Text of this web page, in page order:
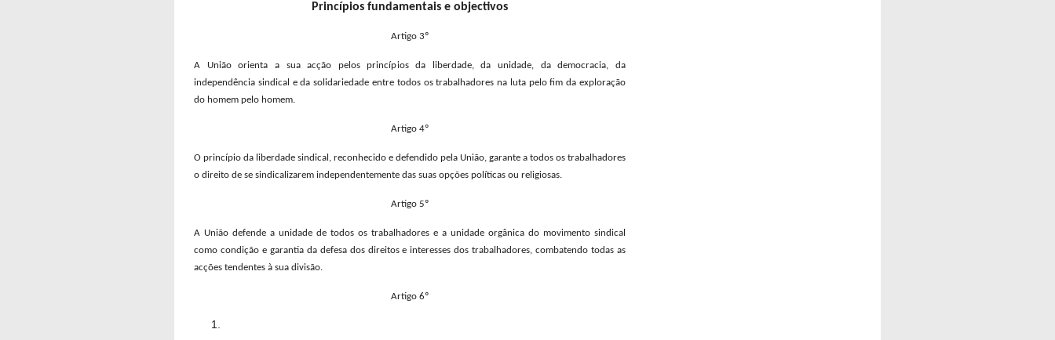
Princípios fundamentais e objectivos
Artigo 3º
A União orienta a sua acção pelos princípios da liberdade, da unidade, da democracia, da
independência sindical e da solidariedade entre todos os trabalhadores na luta pelo fim da exploração
do homem pelo homem.
Artigo 4º
O princípio da liberdade sindical, reconhecido e defendido pela União, garante a todos os trabalhadores
o direito de se sindicalizarem independentemente das suas opções políticas ou religiosas.
Artigo 5º
A União defende a unidade de todos os trabalhadores e a unidade orgânica do movimento sindical
como condição e garantia da defesa dos direitos e interesses dos trabalhadores, combatendo todas as
acções tendentes à sua divisão.
Artigo 6º